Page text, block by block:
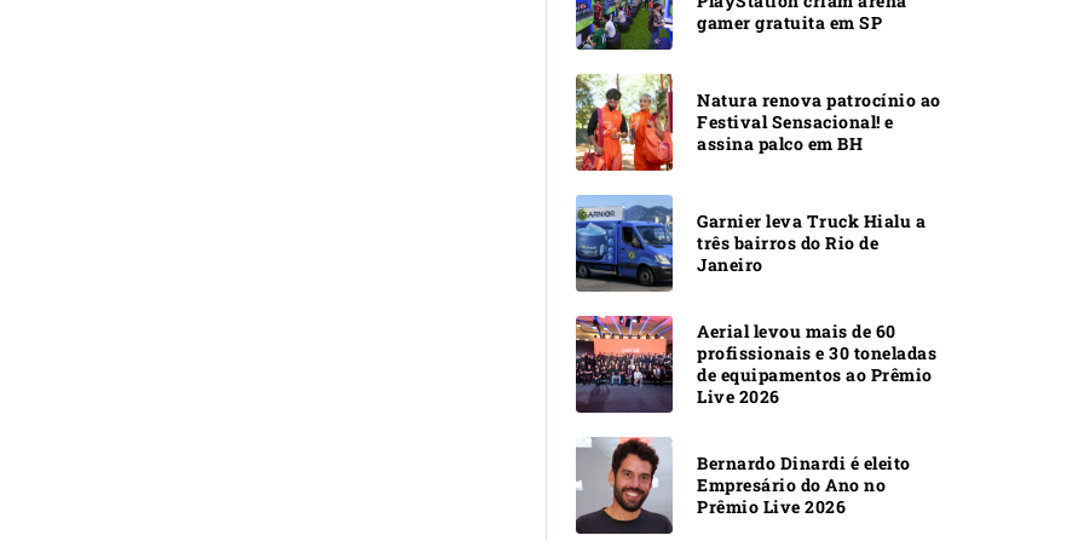
gamer gratuita em SP
Natura renova patrocínio ao
Festival Sensacional! e
assina palco em BH
Garnier leva Truck Hialu a
três bairros do Rio de
Janeiro
Aerial levou mais de 60
profissionais e 30 toneladas
de equipamentos ao Prêmio
Live 2026
Bernardo Dinardi é eleito
Empresário do Ano no
Prêmio Live 2026